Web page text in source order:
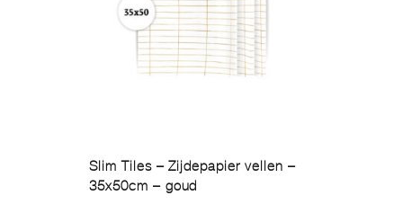
Slim Tiles – Zijdepapier vellen –
35x50cm – goud